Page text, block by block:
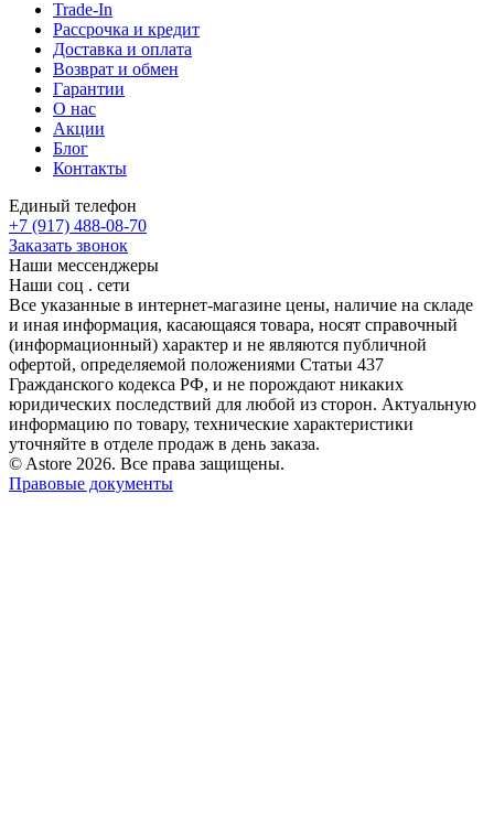
Trade-In
Рассрочка и кредит
Доставка и оплата
Возврат и обмен
Гарантии
О нас
Акции
Блог
Контакты
Единый телефон
+7 (917) 488-08-70
Заказать звонок
Наши мессенджеры
Наши соц . сети
Все указанные в интернет-магазине цены, наличие на складе
и иная информация, касающаяся товара, носят справочный
(информационный) характер и не являются публичной
офертой, определяемой положениями Статьи 437
Гражданского кодекса РФ, и не порождают никаких
юридических последствий для любой из сторон. Актуальную
информацию по товару, технические характеристики
уточняйте в отделе продаж в день заказа.
© Astore 2026. Все права защищены.
Правовые документы